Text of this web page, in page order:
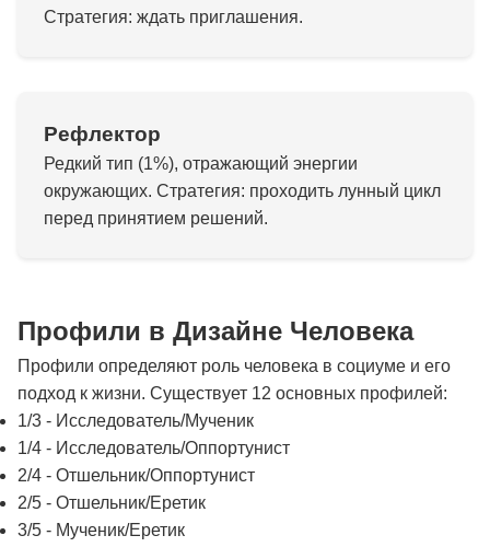
Стратегия: ждать приглашения.
Рефлектор
Редкий тип (1%), отражающий энергии
окружающих. Стратегия: проходить лунный цикл
перед принятием решений.
Профили в Дизайне Человека
Профили определяют роль человека в социуме и его
подход к жизни. Существует 12 основных профилей:
1/3 - Исследователь/Мученик
1/4 - Исследователь/Оппортунист
2/4 - Отшельник/Оппортунист
2/5 - Отшельник/Еретик
3/5 - Мученик/Еретик